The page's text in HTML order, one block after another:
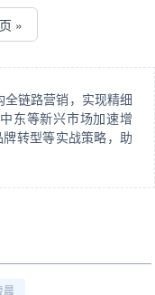
»
链路营销，实现精细
东等新兴市场加速增
转型等实战策略，助
晨